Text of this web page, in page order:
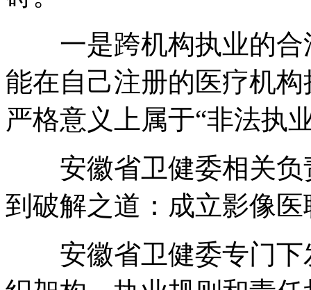
一是跨机构执业的合
能在自己注册的医疗机
严格意义上属于“非法执
安徽省卫健委相关负
到破解之道：成立影像医
安徽省卫健委专门下